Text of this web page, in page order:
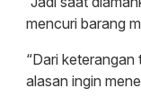
mencuri barang
“Dari
alasan ingin